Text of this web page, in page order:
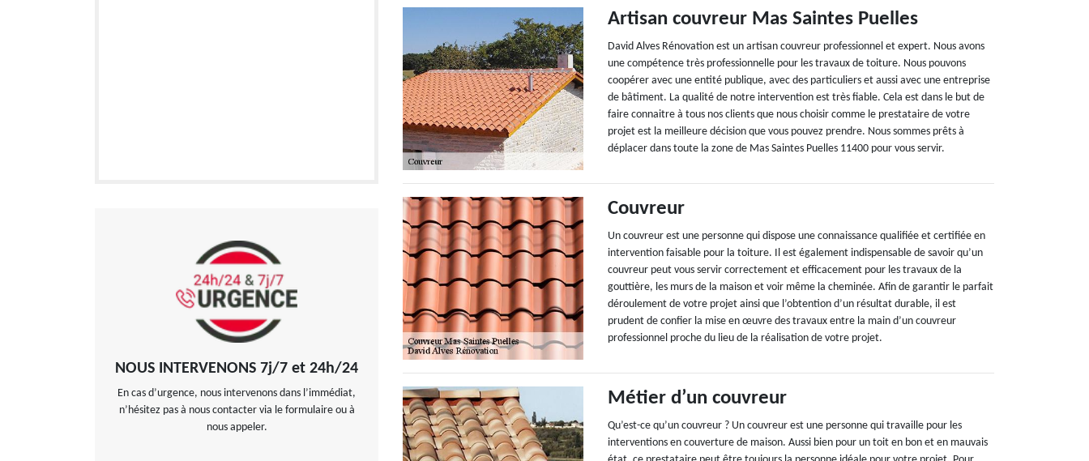
NOUS INTERVENONS 7j/7 et 24h/24
En cas d’urgence, nous intervenons dans l’immédiat,
n’hésitez pas à nous contacter via le formulaire ou à
nous appeler.
Artisan couvreur Mas Saintes Puelles
David Alves Rénovation est un artisan couvreur professionnel et expert. Nous avons
une compétence très professionnelle pour les travaux de toiture. Nous pouvons
coopérer avec une entité publique, avec des particuliers et aussi avec une entreprise
de bâtiment. La qualité de notre intervention est très fiable. Cela est dans le but de
faire connaitre à tous nos clients que nous choisir comme le prestataire de votre
projet est la meilleure décision que vous pouvez prendre. Nous sommes prêts à
déplacer dans toute la zone de Mas Saintes Puelles 11400 pour vous servir.
Couvreur
Un couvreur est une personne qui dispose une connaissance qualifiée et certifiée en
intervention faisable pour la toiture. Il est également indispensable de savoir qu’un
couvreur peut vous servir correctement et efficacement pour les travaux de la
gouttière, les murs de la maison et voir même la cheminée. Afin de garantir le parfait
déroulement de votre projet ainsi que l’obtention d’un résultat durable, il est
prudent de confier la mise en œuvre des travaux entre la main d’un couvreur
professionnel proche du lieu de la réalisation de votre projet.
Métier d’un couvreur
Qu’est-ce qu’un couvreur ? Un couvreur est une personne qui travaille pour les
interventions en couverture de maison. Aussi bien pour un toit en bon et en mauvais